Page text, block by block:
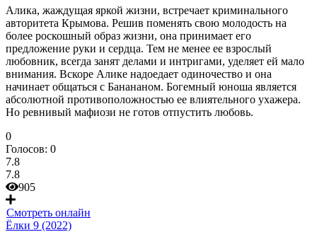
Алика, жаждущая яркой жизни, встречает криминального
авторитета Крымова. Решив поменять свою молодость на
более роскошный образ жизни, она принимает его
предложение руки и сердца. Тем не менее ее взрослый
любовник, всегда занят делами и интригами, уделяет ей мало
внимания. Вскоре Алике надоедает одиночество и она
начинает общаться с Банананом. Богемный юноша является
абсолютной противоположностью ее влиятельного ухажера.
Но ревнивый мафиози не готов отпустить любовь.
0
Голосов: 0
7.8
7.8
905
Смотреть онлайн
Ёлки 9 (2022)